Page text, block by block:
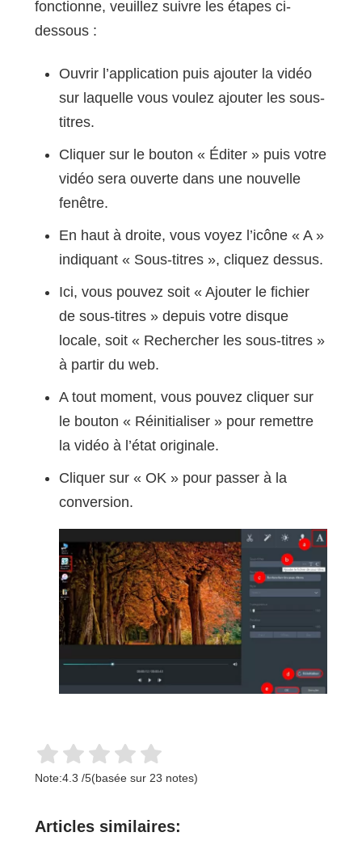
fonctionne, veuillez suivre les étapes ci-
dessous :
Ouvrir l’application puis ajouter la vidéo
sur laquelle vous voulez ajouter les sous-
titres.
Cliquer sur le bouton « Éditer » puis votre
vidéo sera ouverte dans une nouvelle
fenêtre.
En haut à droite, vous voyez l’icône « A »
indiquant « Sous-titres », cliquez dessus.
Ici, vous pouvez soit « Ajouter le fichier
de sous-titres » depuis votre disque
locale, soit « Rechercher les sous-titres »
à partir du web.
A tout moment, vous pouvez cliquer sur
le bouton « Réinitialiser » pour remettre
la vidéo à l’état originale.
Cliquer sur « OK » pour passer à la
conversion.
Note:4.3 /5(basée sur 23 notes)
Articles similaires: